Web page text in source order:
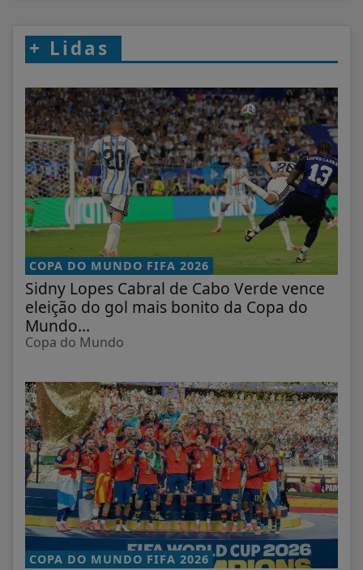
+ Lidas
COPA DO MUNDO FIFA 2026
Sidny Lopes Cabral de Cabo Verde vence
eleição do gol mais bonito da Copa do
Mundo...
Copa do Mundo
COPA DO MUNDO FIFA 2026